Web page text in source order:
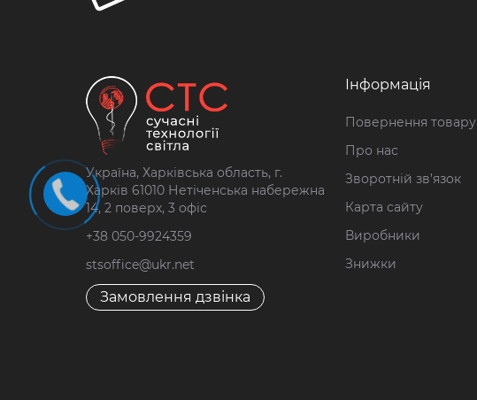
Україна, Харківська область, г.
Харків 61010 Нетіченська набережна
14, 2 поверх, 3 офіс
+38 050-9924359
stsoffice@ukr.net
Замовлення дзвінка
Інформація
Повернення товару
Про нас
Зворотній зв’язок
Карта сайту
Виробники
Знижки